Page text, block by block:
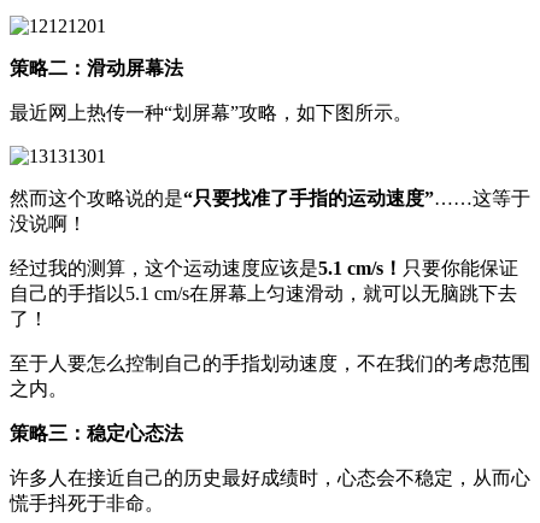
策略二：滑动屏幕法
最近网上热传一种“划屏幕”攻略，如下图所示。
然而这个攻略说的是“只要找准了手指的运动速度”……这等于
没说啊！
经过我的测算，这个运动速度应该是5.1 cm/s！ 只要你能保证
自己的手指以5.1 cm/s在屏幕上匀速滑动，就可以无脑跳下去
了！
至于人要怎么控制自己的手指划动速度，不在我们的考虑范围
之内。
策略三：稳定心态法
许多人在接近自己的历史最好成绩时，心态会不稳定，从而心
慌手抖死于非命。